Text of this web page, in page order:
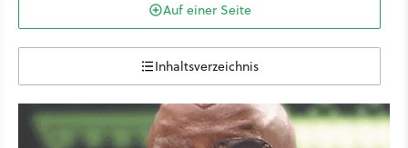
Auf einer Seite
Inhaltsverzeichnis